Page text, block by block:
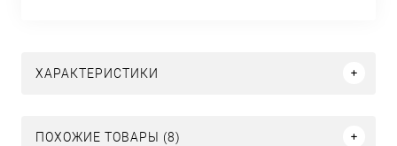
ХАРАКТЕРИСТИКИ
ПОХОЖИЕ ТОВАРЫ (8)